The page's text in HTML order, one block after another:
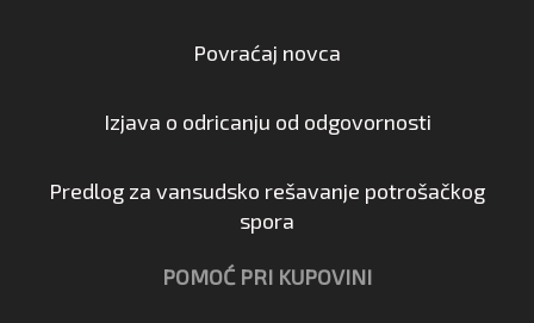
Povraćaj novca
Izjava o odricanju od odgovornosti
Predlog za vansudsko rešavanje potrošačkog
spora
POMOĆ PRI KUPOVINI